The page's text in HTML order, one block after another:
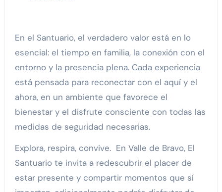
En el Santuario, el verdadero valor está en lo
esencial: el tiempo en familia, la conexión con el
entorno y la presencia plena. Cada experiencia
está pensada para reconectar con el aquí y el
ahora, en un ambiente que favorece el
bienestar y el disfrute consciente con todas las
medidas de seguridad necesarias.
Explora, respira, convive. En Valle de Bravo, El
Santuario te invita a redescubrir el placer de
estar presente y compartir momentos que sí